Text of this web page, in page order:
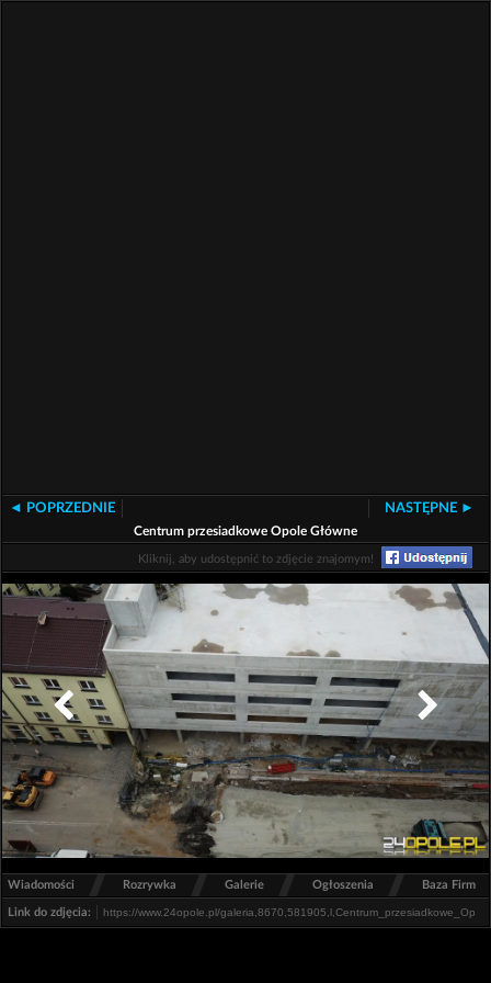
◄ POPRZEDNIE NASTĘPNE ►
Centrum przesiadkowe Opole Główne
Kliknij, aby udostępnić to zdjęcie znajomym!
Wiadomości / Rozrywka / Galerie / Ogłoszenia / Baza Firm
Link do zdjęcia: